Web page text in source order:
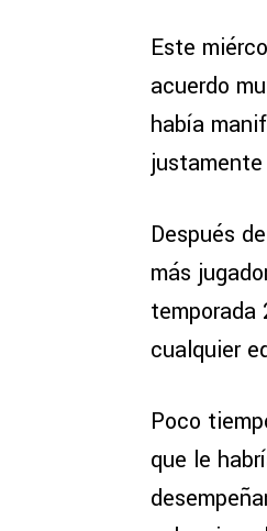
Este
acuerdo
había
Después
más
temporada
cualquier
Poco
que le